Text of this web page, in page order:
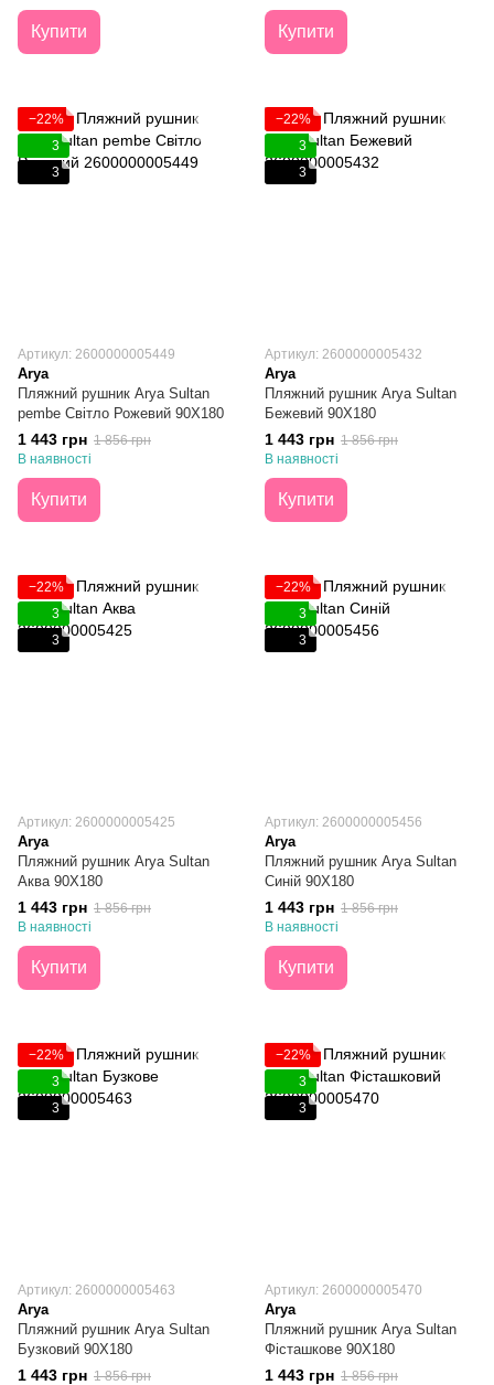
Купити Купити
−22%
3
3
Артикул: 2600000005449
Arya
Пляжний рушник Arya Sultan
pembe Світло Рожевий 90X180
1 443 грн 1 856 грн
В наявності
Купити
−22%
3
3
Артикул: 2600000005432
Arya
Пляжний рушник Arya Sultan
Бежевий 90X180
1 443 грн 1 856 грн
В наявності
Купити
−22%
3
3
Артикул: 2600000005425
Arya
Пляжний рушник Arya Sultan
Аква 90X180
1 443 грн 1 856 грн
В наявності
Купити
−22%
3
3
Артикул: 2600000005456
Arya
Пляжний рушник Arya Sultan
Синій 90X180
1 443 грн 1 856 грн
В наявності
Купити
−22%
3
3
Артикул: 2600000005463
Arya
Пляжний рушник Arya Sultan
Бузковий 90X180
1 443 грн 1 856 грн
−22%
3
3
Артикул: 2600000005470
Arya
Пляжний рушник Arya Sultan
Фісташкове 90X180
1 443 грн 1 856 грн